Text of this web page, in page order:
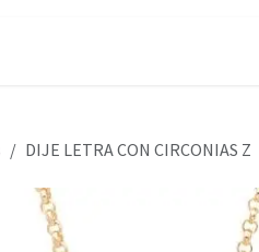
DIJE LETRA CON CIRCONIAS Z